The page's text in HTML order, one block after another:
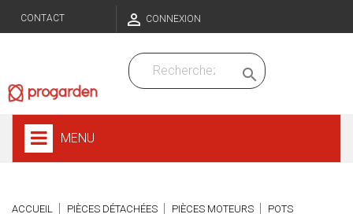
CONTACT  CONNEXION

MENU
ACCUEIL PIÈCES DÉTACHÉES PIÈCES MOTEURS POTS